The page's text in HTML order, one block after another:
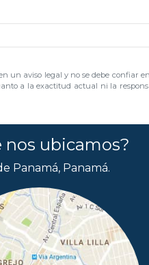
un aviso legal y no se debe confiar en
a la exactitud actual ni la
nos ubicamos?
Panamá, Panamá.